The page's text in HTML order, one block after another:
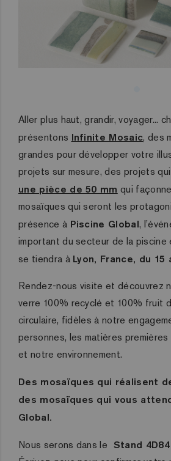
Aller plus haut, grandir, voyager...
présentons Infinite Mosaic, des
grandes pour développer votre
projets sur mesure, des projets
une pièce de 50 mm qui
mosaïques qui seront les
présence à Piscine Global,
important du secteur de la piscine
se tiendra à Lyon, France, du 15
Rendez-nous visite et découvrez
verre 100% recyclé et 100% fruit
circulaire, fidèles à notre
personnes, les matières
et notre environnement.
Des mosaïques qui réalisent
des mosaïques qui vous
Global.
Nous serons dans le Stand 4D84